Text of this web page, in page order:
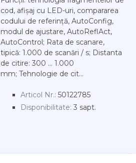
cod, afișaj cu LED-uri, compararea
codului de referință, AutoConfig,
modul de ajustare, AutoReflAct,
AutoControl; Rata de scanare,
tipică: 1.000 de scanări / s; Distanta
de citire: 300 ... 1.000
mm; Tehnologie de cit...
Articol Nr.: 50122785
Disponibilitate: 3 sapt.